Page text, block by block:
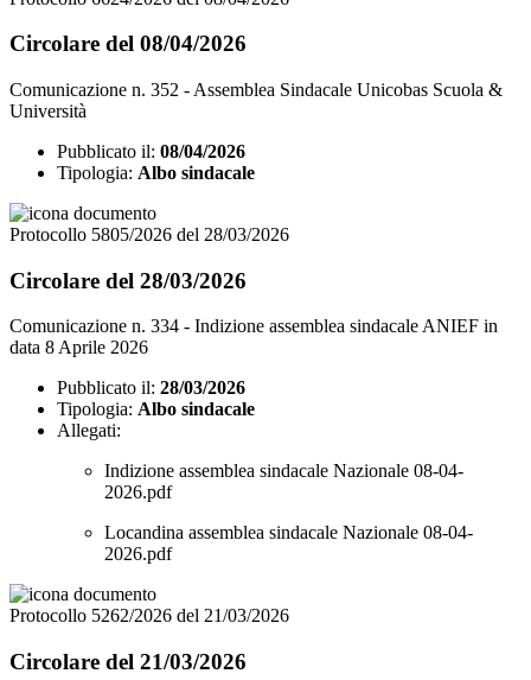
Circolare del 08/04/2026
Comunicazione n. 352 - Assemblea Sindacale Unicobas Scuola &
Università
Pubblicato il: 08/04/2026
Tipologia: Albo sindacale
Protocollo 5805/2026 del 28/03/2026
Circolare del 28/03/2026
Comunicazione n. 334 - Indizione assemblea sindacale ANIEF in
data 8 Aprile 2026
Pubblicato il: 28/03/2026
Tipologia: Albo sindacale
Allegati:
Indizione assemblea sindacale Nazionale 08-04-
2026.pdf
Locandina assemblea sindacale Nazionale 08-04-
2026.pdf
Protocollo 5262/2026 del 21/03/2026
Circolare del 21/03/2026